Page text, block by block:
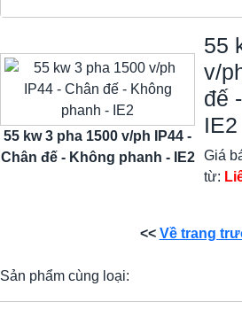
55 kw 3 pha 1500 v/ph IP44 -
Chân đế - Không phanh - IE2
55
v/
đế
IE2
Giá
từ:
<< Về trang
Sản phẩm cùng loại: